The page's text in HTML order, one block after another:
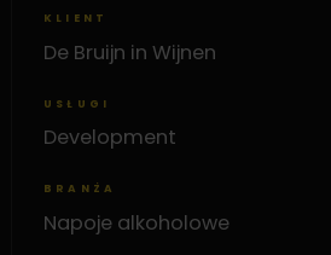
KLIENT
De Bruijn in Wijnen
USŁUGI
Development
BRANŻA
Napoje alkoholowe